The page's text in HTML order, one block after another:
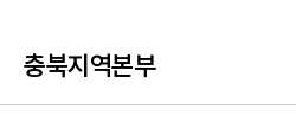
충북지역본부